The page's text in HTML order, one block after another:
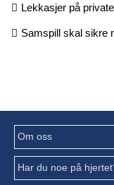
Lekkasjer på
Samspill skal sikre
Om oss
Har du noe på